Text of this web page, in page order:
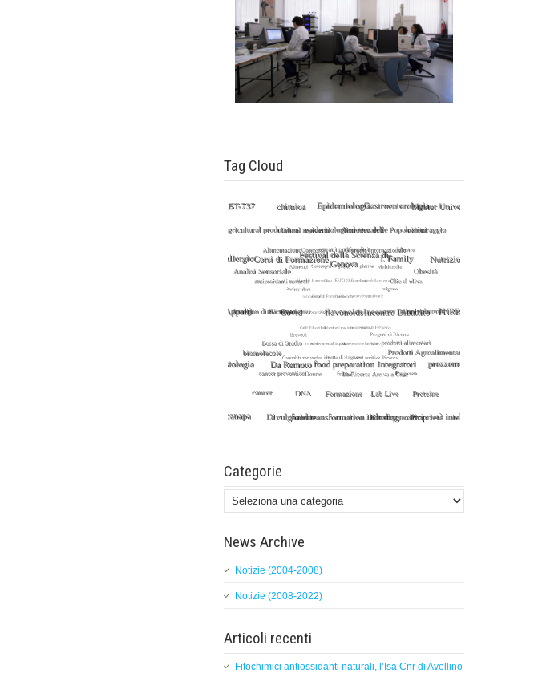
Tag Cloud
Categorie
Categorie
News Archive
Notizie (2004-2008)
Notizie (2008-2022)
Articoli recenti
Fitochimici antiossidanti naturali, l’Isa Cnr di Avellino